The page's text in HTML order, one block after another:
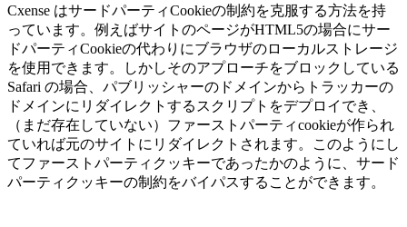
Cxense はサードパーティCookieの制約を克服する方法を持
っています。例えばサイトのページがHTML5の場合にサー
ドパーティCookieの代わりにブラウザのローカルストレージ
を使用できます。しかしそのアプローチをブロックしている
Safari の場合、パブリッシャーのドメインからトラッカーの
ドメインにリダイレクトするスクリプトをデプロイでき、
（まだ存在していない）ファーストパーティcookieが作られ
ていれば元のサイトにリダイレクトされます。このようにし
てファーストパーティクッキーであったかのように、サード
パーティクッキーの制約をバイパスすることができます。